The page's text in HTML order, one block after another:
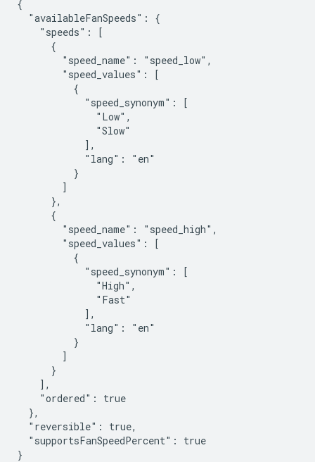
{
  "availableFanSpeeds": {
    "speeds": [
      {
        "speed_name": "speed_low",
        "speed_values": [
          {
            "speed_synonym": [
              "Low",
              "Slow"
            ],
            "lang": "en"
          }
        ]
      },
      {
        "speed_name": "speed_high",
        "speed_values": [
          {
            "speed_synonym": [
              "High",
              "Fast"
            ],
            "lang": "en"
          }
        ]
      }
    ],
    "ordered": true
  },
  "reversible": true,
  "supportsFanSpeedPercent": true
}